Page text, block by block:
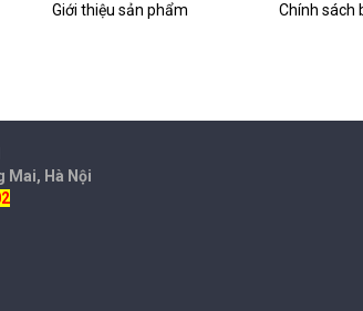
Giới thiệu sản phẩm
Chính sách
Mai, Hà Nội